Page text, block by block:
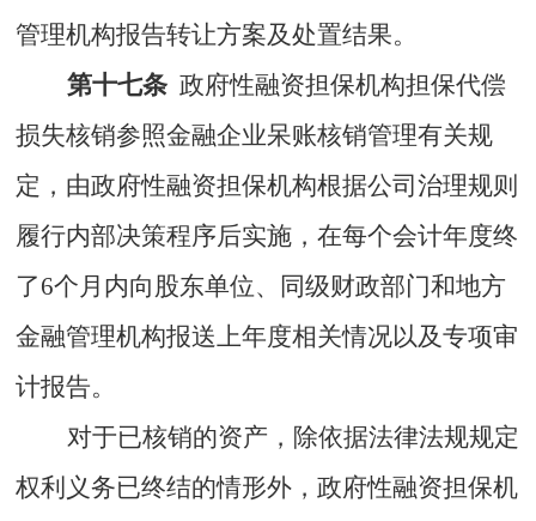
管理机构报告转让方案及处置结果。
第十七条 政府性融资担保机构担保代偿
损失核销参照金融企业呆账核销管理有关规
定， 由政府性融资担保机构根据公司治理规则
履行内部决策程序后实施，在每个会计年度终
了6个月内向股东单位、同级财政部门和地方
金融管理机构报送上年度相关情况以及专项审
计报告。
对于已核销的资产，除依据法律法规规定
权利义务已终结的情形外，政府性融资担保机